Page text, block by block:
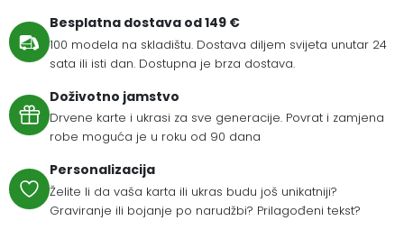
Besplatna dostava od 149 €
100 modela na skladištu. Dostava diljem svijeta unutar 24
sata ili isti dan. Dostupna je brza dostava.
Doživotno jamstvo
Drvene karte i ukrasi za sve generacije. Povrat i zamjena
robe moguća je u roku od 90 dana
Personalizacija
Želite li da vaša karta ili ukras budu još unikatniji?
Graviranje ili bojanje po narudžbi? Prilagođeni tekst?